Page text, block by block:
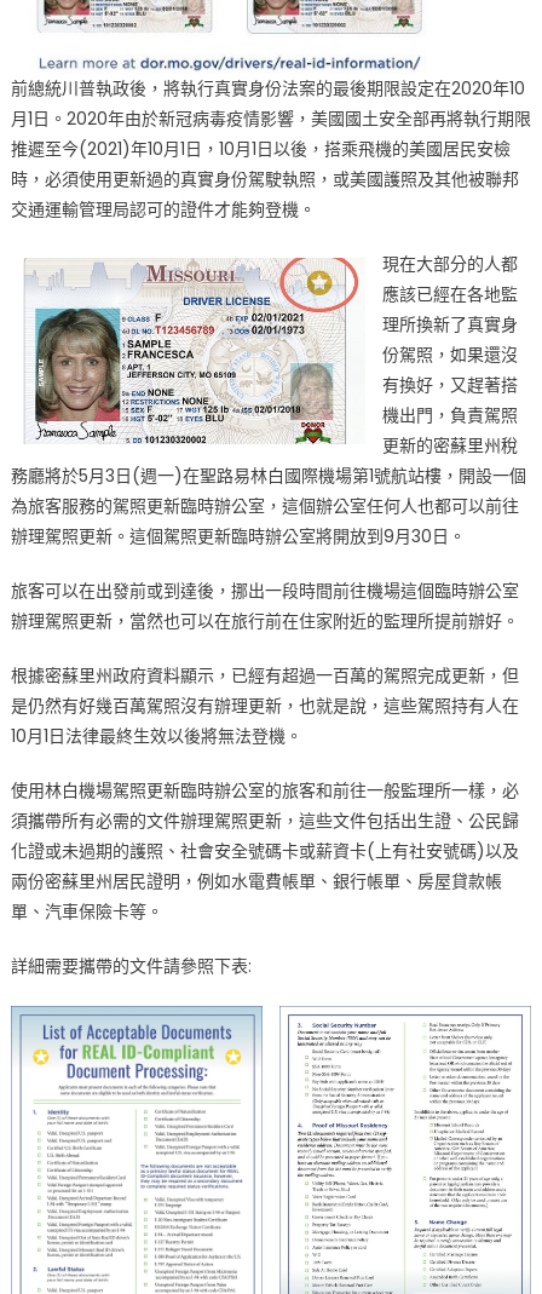
上
路〉
中
前總統川普執政後，將執行真實身份法案的最後期限設定在2020年10
月1日。2020年由於新冠病毒疫情影響，美國國土安全部再將執行期限
推遲至今(2021)年10月1日，10月1日以後，搭乘飛機的美國居民安檢
時，必須使用更新過的真實身份駕駛執照，或美國護照及其他被聯邦
交通運輸管理局認可的證件才能夠登機。
現在大部分的人都
應該已經在各地監
理所換新了真實身
份駕照，如果還沒
有換好，又趕著搭
機出門，負責駕照
更新的密蘇里州稅
務廳將於5月3日(週一)在聖路易林白國際機場第1號航站樓，開設一個
為旅客服務的駕照更新臨時辦公室，這個辦公室任何人也都可以前往
辦理駕照更新。這個駕照更新臨時辦公室將開放到9月30日。
旅客可以在出發前或到達後，挪出一段時間前往機場這個臨時辦公室
辦理駕照更新，當然也可以在旅行前在住家附近的監理所提前辦好。
根據密蘇里州政府資料顯示，已經有超過一百萬的駕照完成更新，但
是仍然有好幾百萬駕照沒有辦理更新，也就是說，這些駕照持有人在
10月1日法律最終生效以後將無法登機。
使用林白機場駕照更新臨時辦公室的旅客和前往一般監理所一樣，必
須攜帶所有必需的文件辦理駕照更新，這些文件包括出生證、公民歸
化證或未過期的護照、社會安全號碼卡或薪資卡(上有社安號碼)以及
兩份密蘇里州居民證明，例如水電費帳單、銀行帳單、房屋貸款帳
單、汽車保險卡等。
詳細需要攜帶的文件請參照下表: